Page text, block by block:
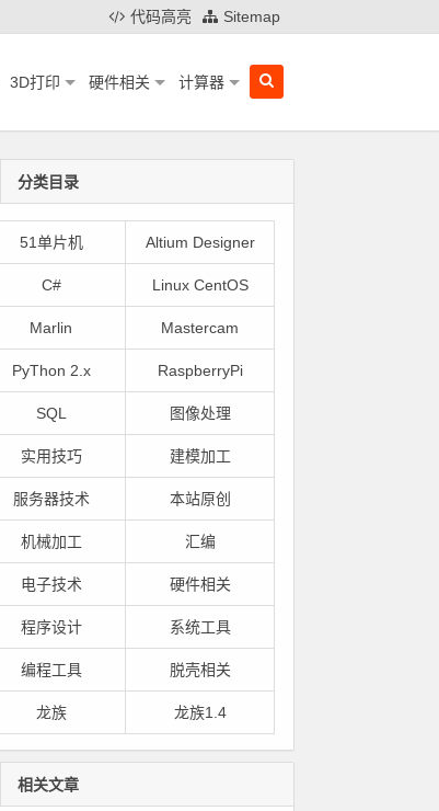
代码高亮 Sitemap
3D打印 硬件相关 计算器
分类目录
51单片机 Altium Designer
C# Linux CentOS
Marlin Mastercam
PyThon 2.x RaspberryPi
SQL 图像处理
实用技巧 建模加工
服务器技术 本站原创
机械加工 汇编
电子技术 硬件相关
程序设计 系统工具
编程工具 脱壳相关
龙族 龙族1.4
相关文章